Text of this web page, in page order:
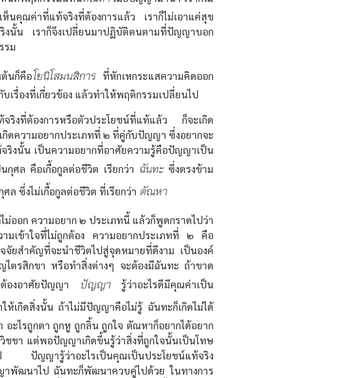
นคุณค่าที่แท้จริงที่ต้องการแล้ว เราก็ไม่เอาแค่สุข
งนั้น เราก็จึงเปลี่ยนมาปฏิบัติตนตามที่ปัญญาบอก
รม
นก็คือโยนิโสมนสิการที่หักเหกระแสความคิดออก
รื่องที่เกี่ยวข้อง แล้วทำให้พฤติกรรมเปลี่ยนไป
ริงที่ต้องการหรือตัวประโยชน์ที่แท้แล้ว ก็จะเกิด
ดความอยากประเภทที่ ๒ ที่คู่กับปัญญา ซึ่งอยากจะ
ริงนั้น เป็นความอยากที่อาศัยความรู้คือปัญญาเป็น
กุศล คือเกื้อกูลต่อชีวิต เรียกว่า ฉันทะซึ่งตรงข้าม
ล ซึ่งไม่เกื้อกูลต่อชีวิต ที่เรียกว่า ตัณหา
ม่ออก ความอยาก ๒ ประเภทนี้ แล้วก็พูดกราดไปว่า
ามเข้าใจที่ไม่ถูกต้อง ความอยากประเภทที่ ๒ คือ
ยสำคัญที่จะนำชีวิตไปสู่จุดหมายที่ดีงาม เป็นองค์
ตรสิกขา หรือทำสิ่งต่างๆ จะต้องมีฉันทะ ถ้าขาด
ต้องอาศัยปัญญา ปัญญารู้ว่าอะไรดีมีคุณค่าเป็น
ห้เกิดสิ่งนั้น ถ้าไม่มีปัญญาคือไม่รู้ ฉันทะก็เกิดไม่ได้
ะไรถูกตา ถูกหู ถูกลิ้น ถูกใจ ตัณหาก็อยากได้อยาก
ชชา แต่พอปัญญาเกิดขึ้นรู้ว่าสิ่งที่ถูกใจนั้นเป็นโทษ
ป ปัญญารู้ว่าอะไรเป็นคุณเป็นประโยชน์แท้จริง
พัฒนาไป ฉันทะก็พัฒนาควบคู่ไปด้วย ในทางการ